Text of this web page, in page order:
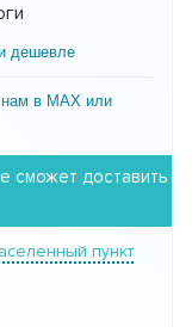
дешевле
нам в MAX или
сможет доставить
пункт